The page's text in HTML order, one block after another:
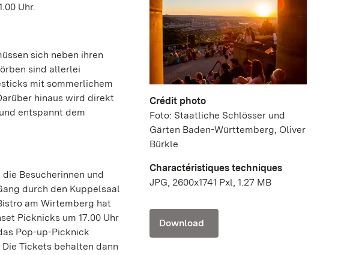
Uhr.
sich neben ihren
sind allerlei
mit sommerlichem
hinaus wird direkt
entspannt dem
Besucherinnen und
durch den Kuppelsaal
am Wirtemberg hat
Picknicks um 17.00 Uhr
Pop-up-Picknick
Tickets behalten dann
Crédit photo
Foto: Staatliche Schlösser und
Gärten Baden-Württemberg, Oliver
Bürkle
Charactéristiques techniques
JPG, 2600x1741 Pxl, 1.27 MB
Download